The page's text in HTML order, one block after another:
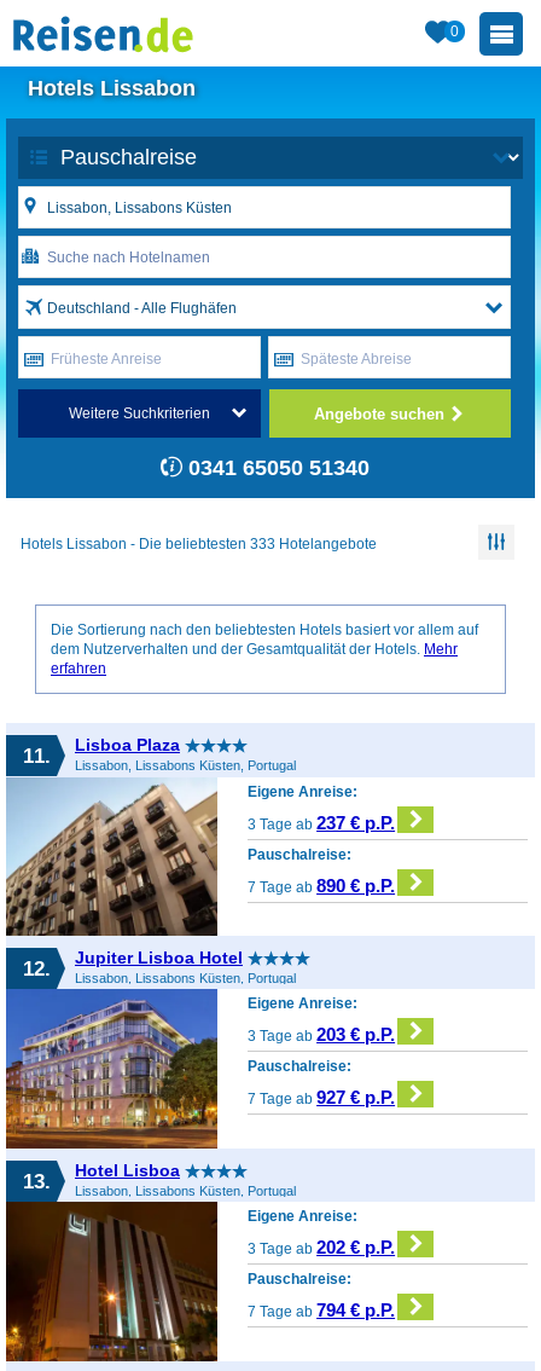
0
Hotels Lissabon
Deutschland - Alle Flughäfen
Früheste Anreise Späteste Abreise
Weitere Suchkriterien Angebote suchen
0341 65050 51340
Hotels Lissabon - Die beliebtesten 333 Hotelangebote
Die Sortierung nach den beliebtesten Hotels basiert vor allem auf
dem Nutzerverhalten und der Gesamtqualität der Hotels. Mehr
erfahren
11. Lisboa Plaza
Lissabon, Lissabons Küsten, Portugal
Eigene Anreise:
3 Tage ab237 € p.P.
Pauschalreise:
7 Tage ab890 € p.P.
12. Jupiter Lisboa Hotel
Lissabon, Lissabons Küsten, Portugal
Eigene Anreise:
3 Tage ab203 € p.P.
Pauschalreise:
7 Tage ab927 € p.P.
13. Hotel Lisboa
Lissabon, Lissabons Küsten, Portugal
Eigene Anreise:
3 Tage ab202 € p.P.
Pauschalreise:
7 Tage ab 794 € p.P.